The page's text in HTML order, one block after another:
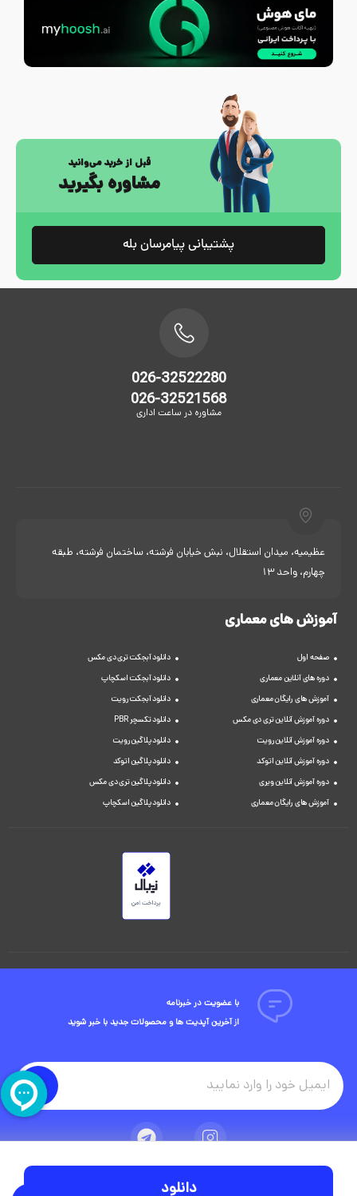
دانلود
قبل از خرید می‌وانید
مشاوره بگیرید
پشتیبانی پیامرسان بله
026-32522280
026-32521568
مشاوره در ساعت اداری
عظیمیه، میدان استقلال، نبش خیابان فرشته، ساختمان فرشته، طبقه
چهارم، واحد 13
آموزش های معماری
صفحه اول
دوره های آنلاین معماری
آموزش های رایگان معماری
دوره آموزش آنلاین تری دی مکس
دوره آموزش آنلاین رویت
دوره آموزش آنلاین اتوکد
دوره آموزش آنلاین ویری
آموزش های رایگان معماری
دانلود آبجکت تری دی مکس
دانلود آبجکت اسکچاپ
دانلود آبجکت رویت
دانلود تکسچر PBR
دانلود پلاگین رویت
دانلود پلاگین اتوکد
دانلود پلاگین تری دی مکس
دانلود پلاگین اسکچاپ
با عضویت در خبرنامه
از آخرین آپدیت ها و محصولات جدید با خبر شوید
تمامی حقوق مادی و معنوی این وبسایت متعلق به شرکت ویوید ویژوال است.